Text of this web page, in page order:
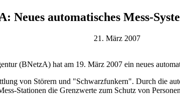
Neues automatisches Mess-
21. März 2007
(BNetzA) hat am 19. März 2007 ein neues
von Störern und "Schwarzfunkern". Durch die
Stationen die Grenzwerte zum Schutz von